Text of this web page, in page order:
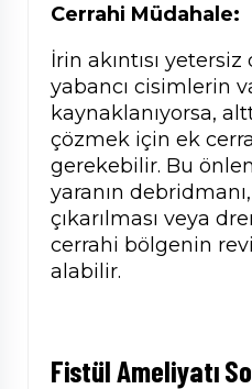
Cerrahi Müdahale:
İrin akıntısı
yabancı cisimlerin
kaynaklanıyorsa,
çözmek için ek
gerekebilir. Bu
yaranın
çıkarılması veya
cerrahi bölgenin
alabilir.
Fistül Ameliyatı